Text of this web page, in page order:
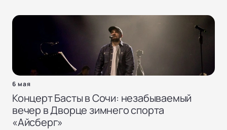
6 мая
Концерт Басты в Сочи: незабываемый
вечер в Дворце зимнего спорта
«Айсберг»